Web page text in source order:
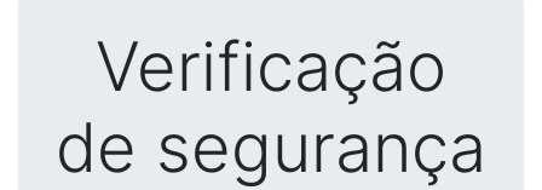
Verificação
de segurança